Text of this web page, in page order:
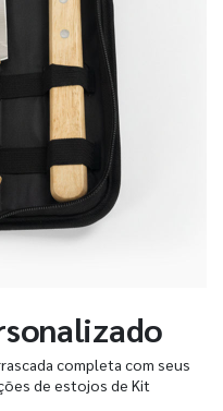
completa com seus
de estojos de Kit